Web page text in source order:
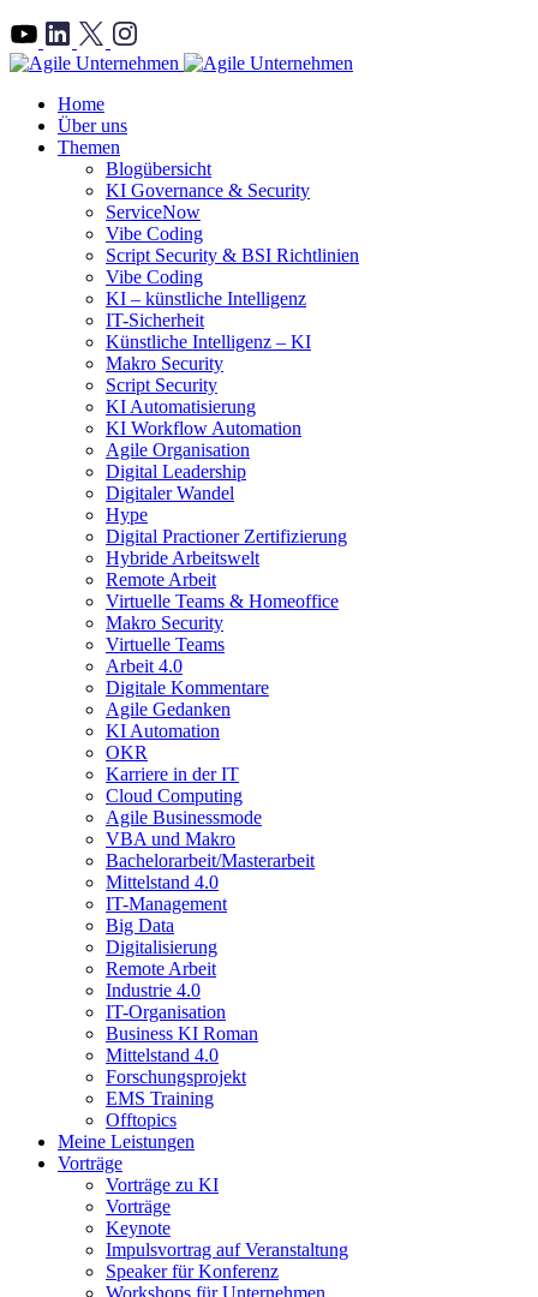
">
Home
Über uns
Themen
Blogübersicht
KI Governance & Security
ServiceNow
Vibe Coding
Script Security & BSI Richtlinien
Vibe Coding
KI – künstliche Intelligenz
IT-Sicherheit
Künstliche Intelligenz – KI
Makro Security
Script Security
KI Automatisierung
KI Workflow Automation
Agile Organisation
Digital Leadership
Digitaler Wandel
Hype
Digital Practioner Zertifizierung
Hybride Arbeitswelt
Remote Arbeit
Virtuelle Teams & Homeoffice
Makro Security
Virtuelle Teams
Arbeit 4.0
Digitale Kommentare
Agile Gedanken
KI Automation
OKR
Karriere in der IT
Cloud Computing
Agile Businessmode
VBA und Makro
Bachelorarbeit/Masterarbeit
Mittelstand 4.0
IT-Management
Big Data
Digitalisierung
Remote Arbeit
Industrie 4.0
IT-Organisation
Business KI Roman
Mittelstand 4.0
Forschungsprojekt
EMS Training
Offtopics
Meine Leistungen
Vorträge
Vorträge zu KI
Vorträge
Keynote
Impulsvortrag auf Veranstaltung
Speaker für Konferenz
Workshops für Unternehmen